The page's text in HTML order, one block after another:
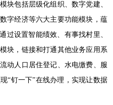
块包括层级化组织、数字党建、
字经济等六大主要功能模块，蕴
过设置智能绩效、有事找村里、
块，链接和打通其他业务应用系
动人口居住登记、水电缴费、服
“钉一下”在线办理，实现让数据